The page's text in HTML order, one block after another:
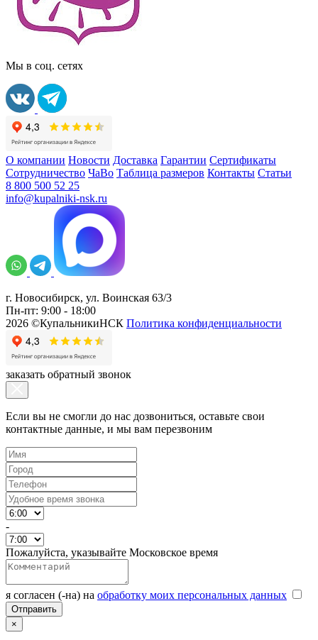
Мы в соц. сетях
О компании Новости Доставка Гарантии Сертификаты
Сотрудничество ЧаВо Таблица размеров Контакты Статьи
8 800 500 52 25
info@kupalniki-nsk.ru
г. Новосибирск, ул. Воинская 63/3
Пн-пт: 9:00 - 18:00
2026 ©КупальникиНСК Политика конфиденциальности
заказать обратный звонок
Если вы не смогли до нас дозвониться, оставьте свои
контактные данные, и мы вам перезвоним
-
Пожалуйста, указывайте Московское время
я согласен (-на) на обработку моих персональных данных
×